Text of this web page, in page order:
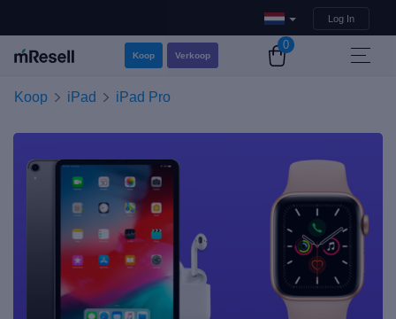
Log In
Koop Verkoop
0
Koop iPad iPad Pro